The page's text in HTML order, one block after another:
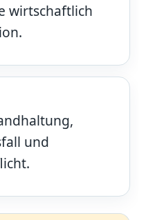
wirtschaftlich
und